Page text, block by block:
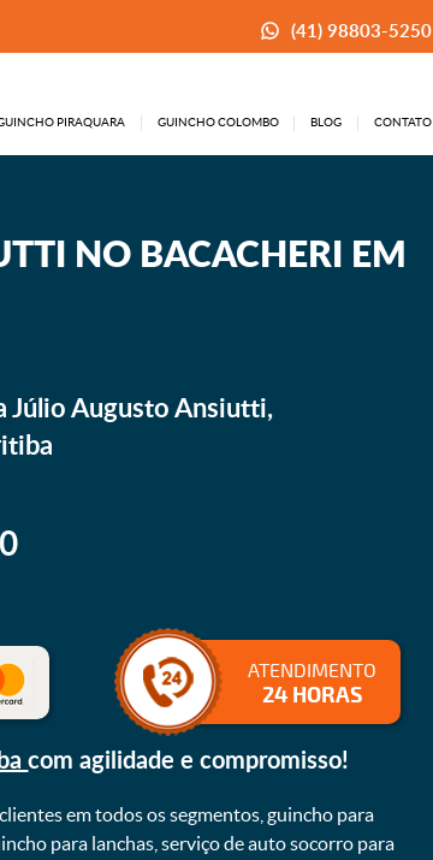
(41) 98803-5250
PIRAQUARA GUINCHO COLOMBO BLOG CONTATO
NO BACACHERI EM
Júlio Augusto Ansiutti,
ATENDIMENTO
24 HORAS
com agilidade e compromisso!
em todos os segmentos, guincho para
para lanchas, serviço de auto socorro para